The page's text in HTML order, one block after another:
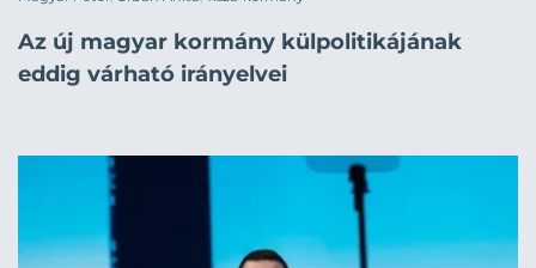
Az új magyar kormány külpolitikájának
eddig várható irányelvei